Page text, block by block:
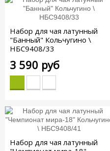
Набор для чая латунный
"Банный" Кольчугино \
НБС9408/33
3 590 руб
Набор для чая латунный